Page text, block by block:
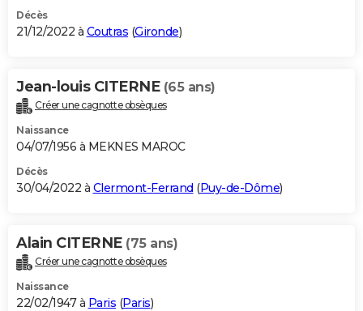
Décès
21/12/2022 à Coutras (Gironde)
Jean-louis CITERNE (65 ans)
Créer une cagnotte obsèques
Naissance
04/07/1956 à MEKNES MAROC
Décès
30/04/2022 à Clermont-Ferrand (Puy-de-Dôme)
Alain CITERNE (75 ans)
Créer une cagnotte obsèques
Naissance
22/02/1947 à Paris (Paris)